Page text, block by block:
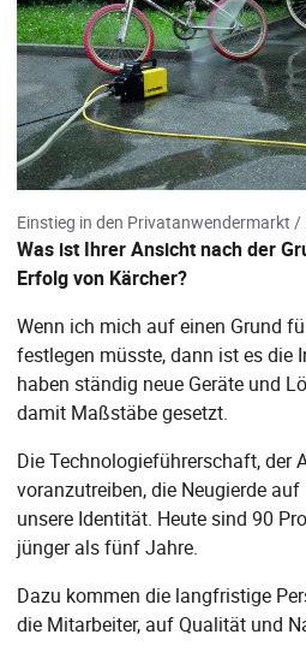
Einstieg in den Privatanwendermarkt
Was ist Ihrer Ansicht nach der
Erfolg von Kärcher?
Wenn ich mich auf einen Grund
festlegen müsste, dann ist es die
haben ständig neue Geräte und
damit Maßstäbe gesetzt.
Die Technologieführerschaft, der
voranzutreiben, die Neugierde
unsere Identität. Heute sind 90
jünger als fünf Jahre.
Dazu kommen die langfristige
die Mitarbeiter, auf Qualität und